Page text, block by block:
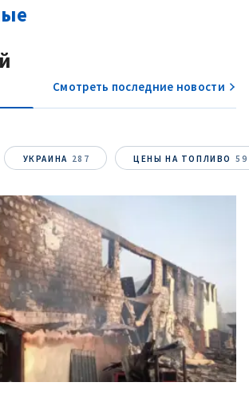
Смотреть последние новости
УКРАИНА 287 ЦЕНЫ НА ТОПЛИВО 59